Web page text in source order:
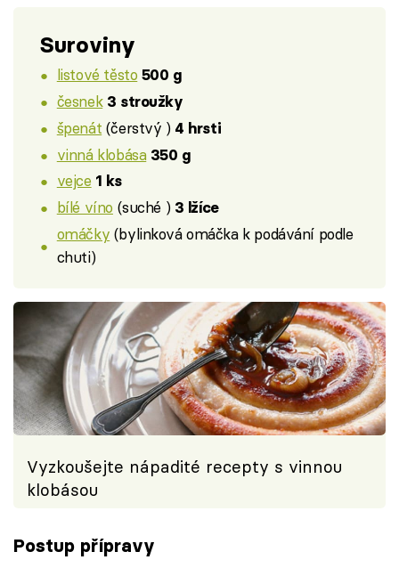
Suroviny
listové těsto 500 g
česnek 3 stroužky
špenát (čerstvý ) 4 hrsti
vinná klobása 350 g
vejce 1 ks
bílé víno (suché ) 3 lžíce
omáčky (bylinková omáčka k podávání podle
chuti)
Vyzkoušejte nápadité recepty s vinnou
klobásou
Postup přípravy